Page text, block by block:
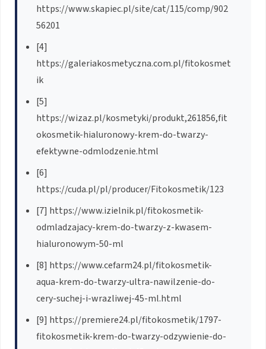
https://www.skapiec.pl/site/cat/115/comp/902
56201
[4]
https://galeriakosmetyczna.com.pl/fitokosmet
ik
[5]
https://wizaz.pl/kosmetyki/produkt,261856,fit
okosmetik-hialuronowy-krem-do-twarzy-
efektywne-odmlodzenie.html
[6]
https://cuda.pl/pl/producer/Fitokosmetik/123
[7] https://www.izielnik.pl/fitokosmetik-
odmladzajacy-krem-do-twarzy-z-kwasem-
hialuronowym-50-ml
[8] https://www.cefarm24.pl/fitokosmetik-
aqua-krem-do-twarzy-ultra-nawilzenie-do-
cery-suchej-i-wrazliwej-45-ml.html
[9] https://premiere24.pl/fitokosmetik/1797-
fitokosmetik-krem-do-twarzy-odzywienie-do-